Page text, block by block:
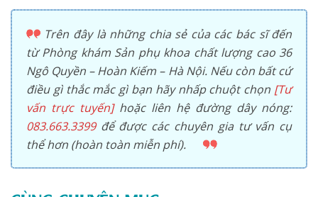
Trên đây là những chia sẻ của các bác sĩ đến
từ Phòng khám Sản phụ khoa chất lượng cao 36
Ngô Quyền – Hoàn Kiếm – Hà Nội. Nếu còn bất cứ
điều gì thắc mắc gì bạn hãy nhấp chuột chọn [Tư
vấn trực tuyến]hoặc liên hệ đường dây nóng:
083.663.3399để được các chuyên gia tư vấn cụ
thể hơn (hoàn toàn miễn phí).